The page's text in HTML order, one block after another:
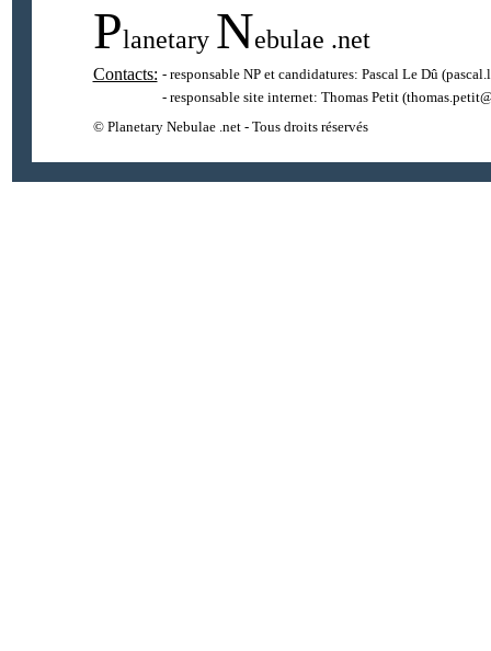
Planetary Nebulae .net
Contacts: - responsable NP et candidatures: Pascal Le Dû
- responsable site internet: Thomas Petit
© Planetary Nebulae .net - Tous droits réservés